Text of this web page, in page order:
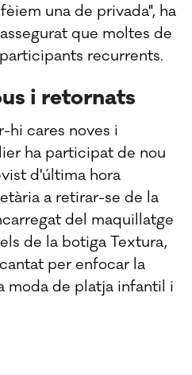
una de privada", ha
que moltes de
recurrents.
i retornats
hi cares noves i
ha participat de nou
d'última hora
a retirar-se de la
del maquillatge
de la botiga Textura,
per enfocar la
moda de platja infantil i